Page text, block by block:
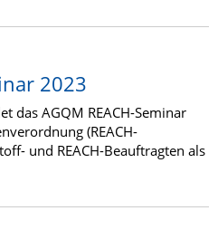
2023
das AGQM REACH-Seminar
(REACH-
und REACH-Beauftragten als